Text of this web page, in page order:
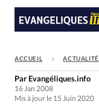
Faire un don
ACCUEIL ACTUALITÉ
Par Evangéliques.info
16 Jan 2008
Mis à jour le 15 Juin 2020